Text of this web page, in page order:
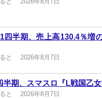
四半期、売上高130.4％
と 2026年8月7日
半期、スマスロ『L戦国乙
と 2026年8月7日